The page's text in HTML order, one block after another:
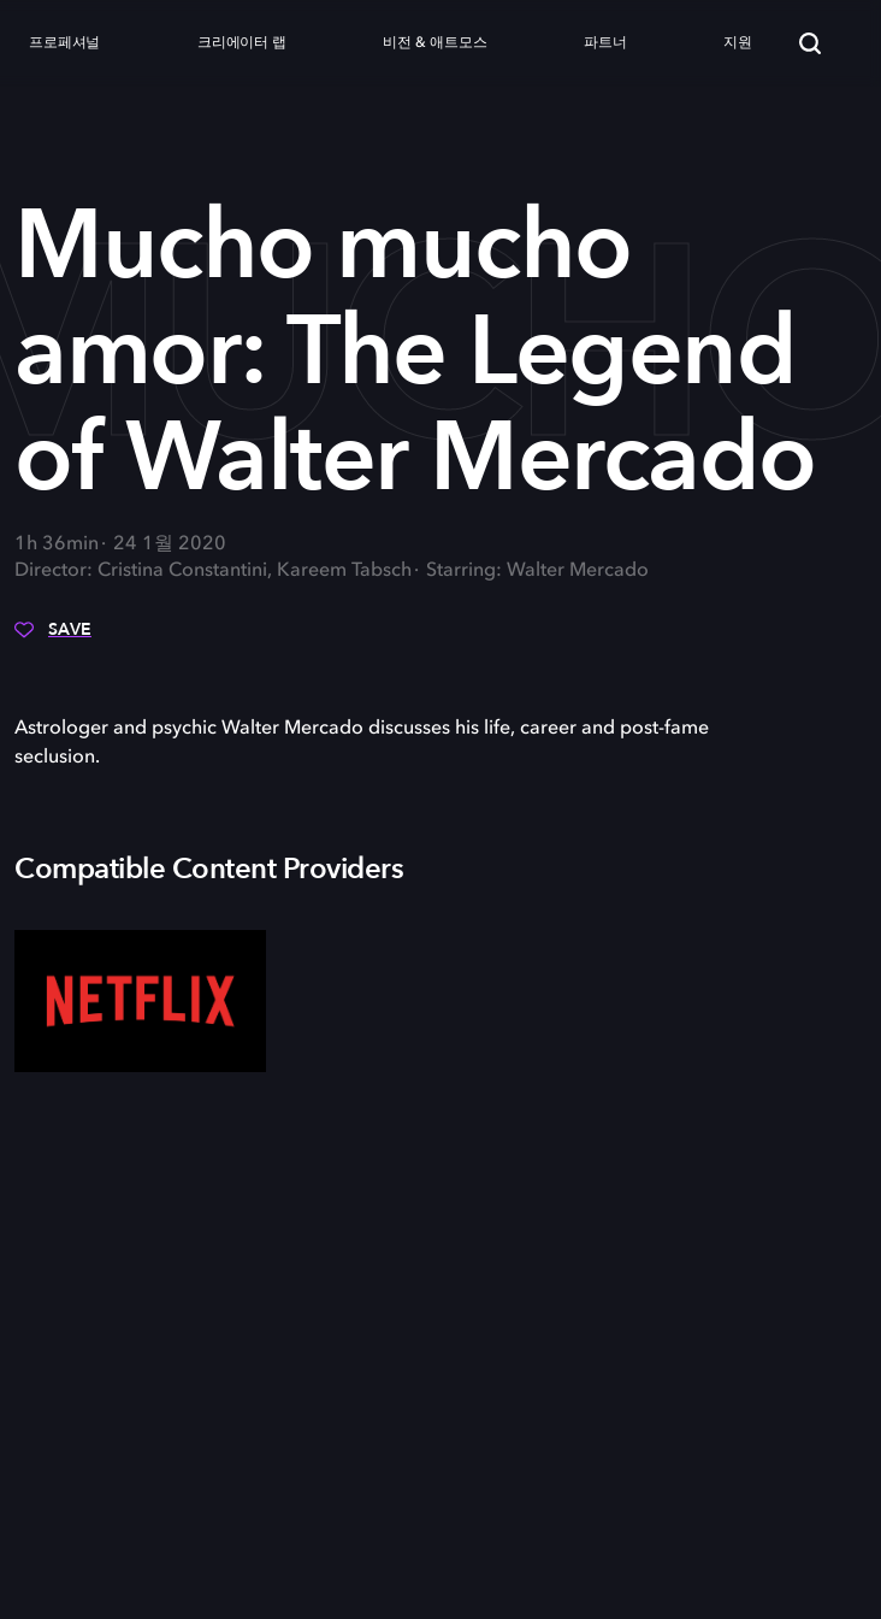
프로페셔널 크리에이터 랩 비전 & 애트모스 파트너 지원
Mucho mucho
amor: The Legend
of Walter Mercado
1h 36min
24 1월 2020
Director: Cristina Constantini, Kareem Tabsch
Starring: Walter Mercado
SAVE
Astrologer and psychic Walter Mercado discusses his life, career and post-fame
seclusion.
Compatible Content Providers